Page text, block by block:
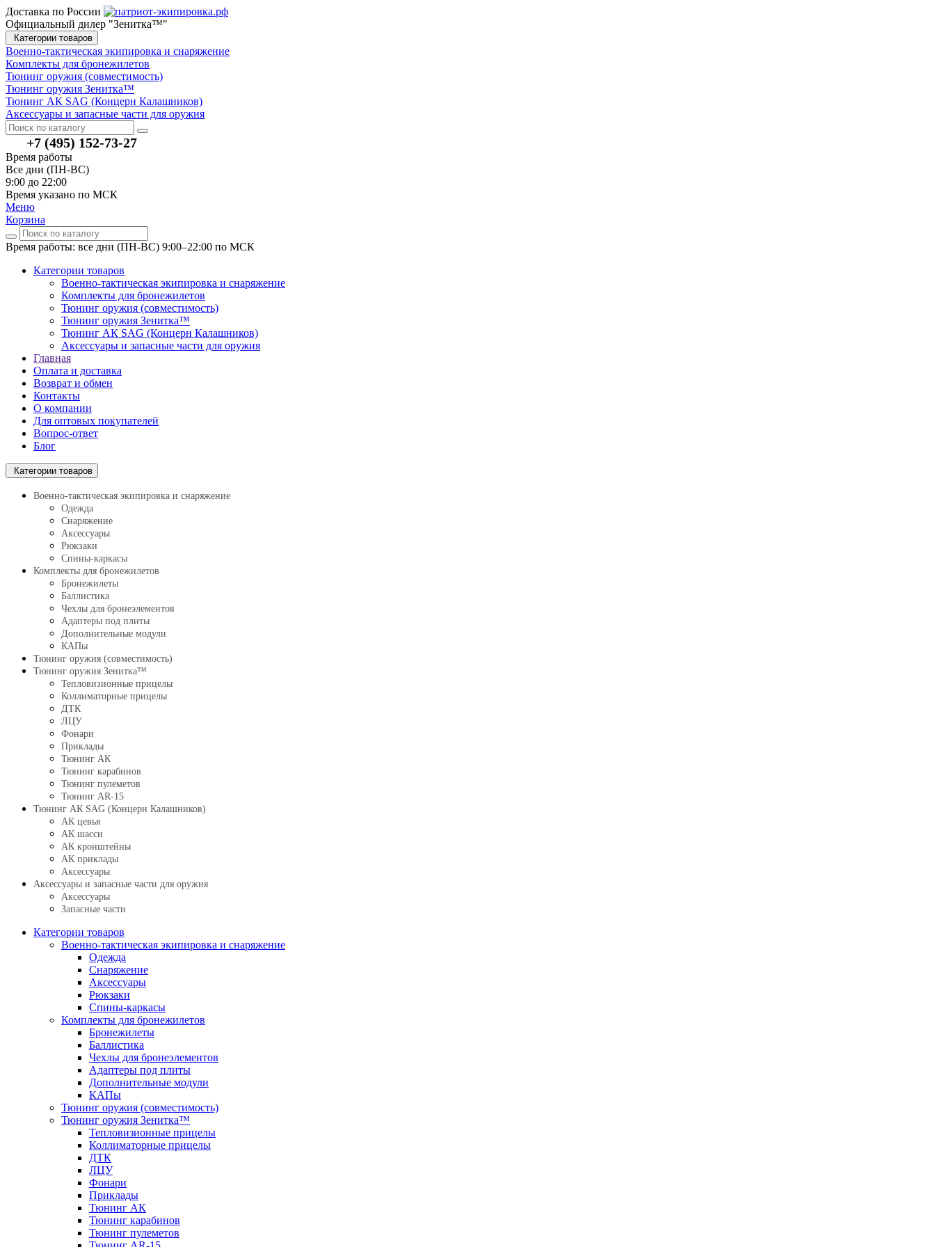
Доставка по России
Официальный дилер "Зенитка™"
Категории товаров
Военно-тактическая экипировка и снаряжение
Комплекты для бронежилетов
Тюнинг оружия (совместимость)
Тюнинг оружия Зенитка™
Тюнинг АК SAG (Концерн Калашников)
Аксессуары и запасные части для оружия
+7 (495) 152-73-27
Время работы
Все дни (ПН-ВС)
9:00 до 22:00
Время указано по МСК
Меню
Корзина
Время работы: все дни (ПН-ВС) 9:00–22:00 по МСК
Категории товаров
Военно-тактическая экипировка и снаряжение
Комплекты для бронежилетов
Тюнинг оружия (совместимость)
Тюнинг оружия Зенитка™
Тюнинг АК SAG (Концерн Калашников)
Аксессуары и запасные части для оружия
Главная
Оплата и доставка
Возврат и обмен
Контакты
О компании
Для оптовых покупателей
Вопрос-ответ
Блог
Категории товаров
Военно-тактическая экипировка и снаряжение
Одежда
Снаряжение
Аксессуары
Рюкзаки
Спины-каркасы
Комплекты для бронежилетов
Бронежилеты
Баллистика
Чехлы для бронеэлементов
Адаптеры под плиты
Дополнительные модули
КАПы
Тюнинг оружия (совместимость)
Тюнинг оружия Зенитка™
Тепловизионные прицелы
Коллиматорные прицелы
ДТК
ЛЦУ
Фонари
Приклады
Тюнинг АК
Тюнинг карабинов
Тюнинг пулеметов
Тюнинг AR-15
Тюнинг АК SAG (Концерн Калашников)
АК цевья
АК шасси
АК кронштейны
АК приклады
Аксессуары
Аксессуары и запасные части для оружия
Аксессуары
Запасные части
Категории товаров
Военно-тактическая экипировка и снаряжение
Одежда
Снаряжение
Аксессуары
Рюкзаки
Спины-каркасы
Комплекты для бронежилетов
Бронежилеты
Баллистика
Чехлы для бронеэлементов
Адаптеры под плиты
Дополнительные модули
КАПы
Тюнинг оружия (совместимость)
Тюнинг оружия Зенитка™
Тепловизионные прицелы
Коллиматорные прицелы
ДТК
ЛЦУ
Фонари
Приклады
Тюнинг АК
Тюнинг карабинов
Тюнинг пулеметов